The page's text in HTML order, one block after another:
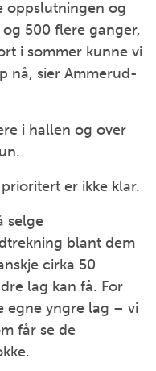
oppslutningen og
500 flere ganger,
i sommer kunne vi
nå, sier Ammerud-
i hallen og over
er ikke klar.
selge
blant dem
cirka 50
lag kan få. For
egne yngre lag – vi
får se de